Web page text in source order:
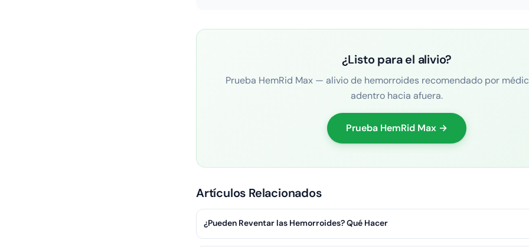
¿Listo para el alivio?
Prueba HemRid Max — alivio de hemorroides recomendado por
adentro hacia afuera.
Prueba HemRid Max →
Artículos Relacionados
¿Pueden Reventar las Hemorroides? Qué Hacer